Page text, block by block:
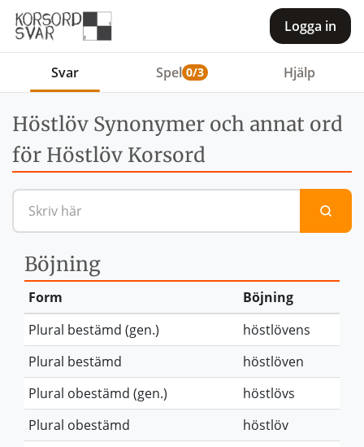
Logga in
Svar Spel 0/3 Hjälp
Höstlöv Synonymer och annat ord
för Höstlöv Korsord
Böjning
Form
Böjning
Plural bestämd (gen.)
höstlövens
Plural bestämd
höstlöven
Plural obestämd (gen.)
höstlövs
Plural obestämd
höstlöv